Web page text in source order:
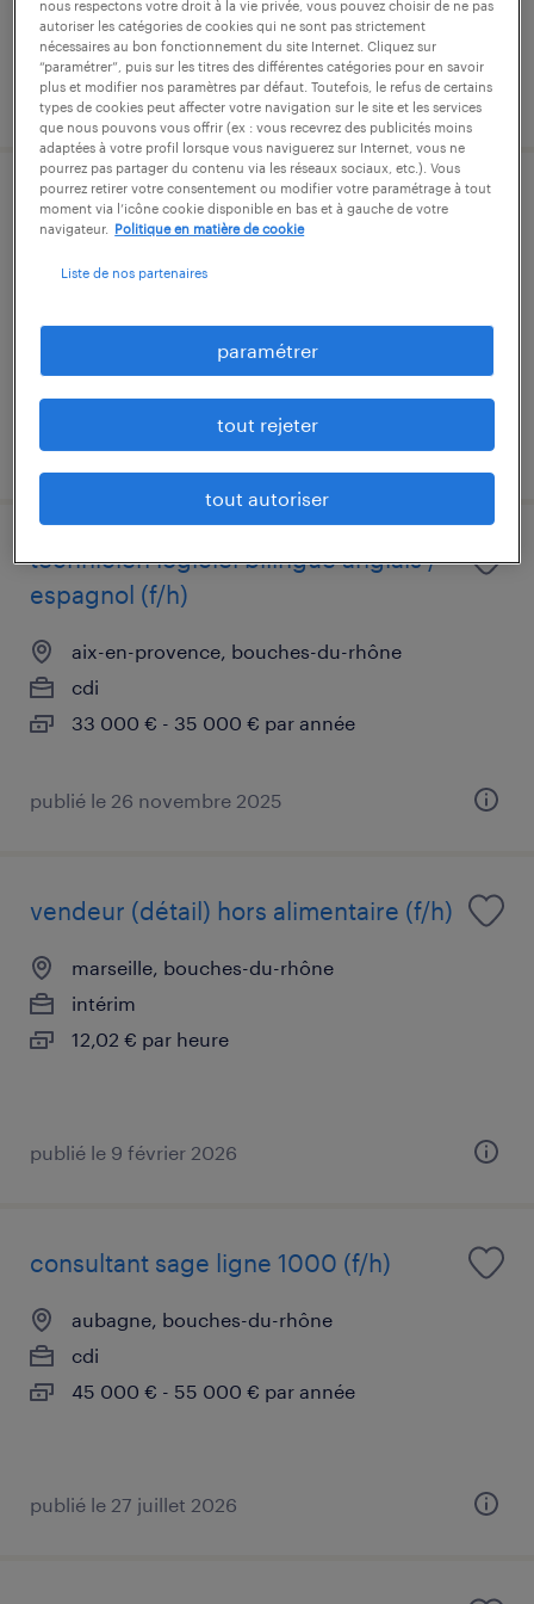
publié le 17 juin 2026
consultant compatbilité paramétrage
(f/h)
45 000 € - 55 000 € par année
publié le 3 avril 2026
technicien logiciel bilingue anglais /
espagnol (f/h)
aix-en-provence, bouches-du-rhône
cdi
33 000 € - 35 000 € par année
publié le 26 novembre 2025
vendeur (détail) hors alimentaire (f/h)
marseille, bouches-du-rhône
intérim
12,02 € par heure
publié le 9 février 2026
consultant sage ligne 1000 (f/h)
aubagne, bouches-du-rhône
cdi
45 000 € - 55 000 € par année
publié le 27 juillet 2026
nous respectons votre droit à la vie privée, vous pouvez choisir de ne pas
autoriser les catégories de cookies qui ne sont pas strictement
nécessaires au bon fonctionnement du site Internet. Cliquez sur
“paramétrer”, puis sur les titres des différentes catégories pour en savoir
plus et modifier nos paramètres par défaut. Toutefois, le refus de certains
types de cookies peut affecter votre navigation sur le site et les services
que nous pouvons vous offrir (ex : vous recevrez des publicités moins
adaptées à votre profil lorsque vous naviguerez sur Internet, vous ne
pourrez pas partager du contenu via les réseaux sociaux, etc.). Vous
pourrez retirer votre consentement ou modifier votre paramétrage à tout
moment via l’icône cookie disponible en bas et à gauche de votre
navigateur.
Politique en matière de cookie
Liste de nos partenaires
paramétrer
tout rejeter
tout autoriser